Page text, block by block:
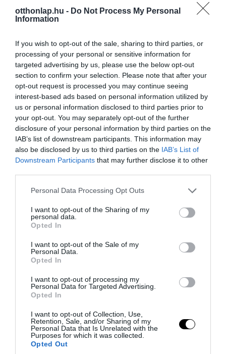
otthonlap.hu - Do Not Process My Personal
Information
If you wish to opt-out of the sale, sharing to third parties, or
processing of your personal or sensitive information for
targeted advertising by us, please use the below opt-out
section to confirm your selection. Please note that after your
opt-out request is processed you may continue seeing
interest-based ads based on personal information utilized by
us or personal information disclosed to third parties prior to
your opt-out. You may separately opt-out of the further
disclosure of your personal information by third parties on the
IAB’s list of downstream participants. This information may
also be disclosed by us to third parties on the IAB’s List of
Downstream Participants that may further disclose it to other
Please note that this website/app uses one or more Google
not limited to your visit or usage behaviour. You may click to
grant or deny consent to Google and its third-party tags to
use your data for below specified purposes in below Google
consent section.
Personal Data Processing Opt Outs
I want to opt-out of the Sharing of my
personal data.
Opted In
I want to opt-out of the Sale of my
Personal Data.
Opted In
I want to opt-out of processing my
Personal Data for Targeted Advertising.
Opted In
I want to opt-out of Collection, Use,
Retention, Sale, and/or Sharing of my
Personal Data that Is Unrelated with the
Purposes for which it was collected.
Opted Out